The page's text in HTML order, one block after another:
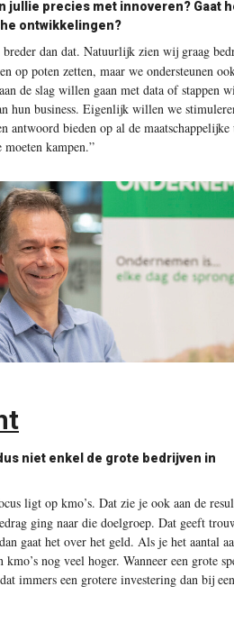
jullie precies met innoveren? Gaat
ontwikkelingen?
breder dan dat. Natuurlijk zien wij graag
op poten zetten, maar we ondersteunen
de slag willen gaan met data of stappen
hun business. Eigenlijk willen we
antwoord bieden op al de
kampen.”
niet enkel de grote bedrijven in
ligt op kmo’s. Dat zie je ook aan de
ging naar die doelgroep. Dat geeft
gaat het over het geld. Als je het aantal
nog veel hoger. Wanneer een grote
immers een grotere investering dan bij